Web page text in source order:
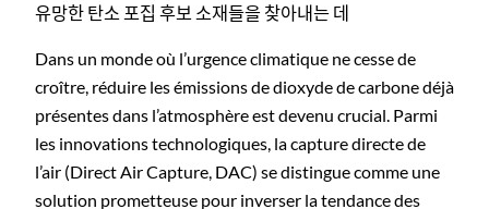
유망한 탄소 포집 후보 소재들을 찾아내는 데
Dans un monde où l’urgence climatique ne cesse de
croître, réduire les émissions de dioxyde de carbone déjà
présentes dans l’atmosphère est devenu crucial. Parmi
les innovations technologiques, la capture directe de
l’air (Direct Air Capture, DAC) se distingue comme une
solution prometteuse pour inverser la tendance des